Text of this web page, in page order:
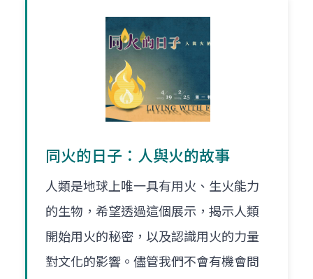
同火的日子：人與火的故事
人類是地球上唯一具有用火、生火能力
的生物，希望透過這個展示，揭示人類
開始用火的秘密，以及認識用火的力量
對文化的影響。儘管我們不會有機會問